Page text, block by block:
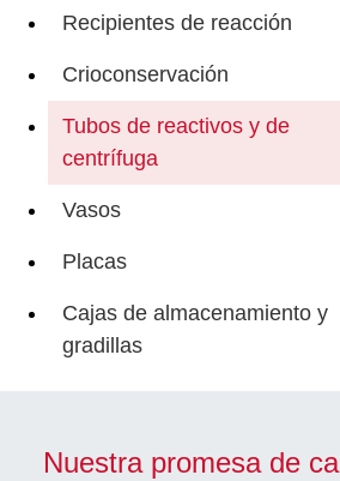
Recipientes de reacción
Crioconservación
Tubos de reactivos y de
centrífuga
Vasos
Placas
Cajas de almacenamiento y
gradillas
Nuestra promesa de